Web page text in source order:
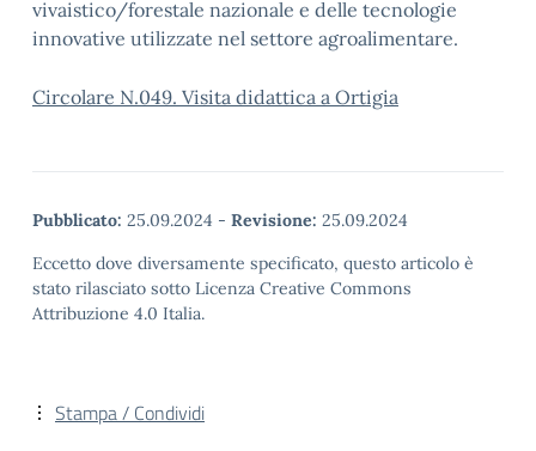
vivaistico/forestale nazionale e delle tecnologie
innovative utilizzate nel settore agroalimentare.
Circolare N.049. Visita didattica a Ortigia
Pubblicato: 25.09.2024 - Revisione: 25.09.2024
Eccetto dove diversamente specificato, questo articolo è
stato rilasciato sotto Licenza Creative Commons
Attribuzione 4.0 Italia.
Stampa / Condividi